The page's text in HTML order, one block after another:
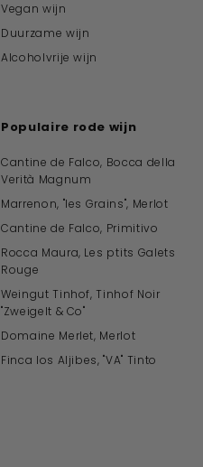
Vegan wijn
Duurzame wijn
Alcoholvrije wijn
Populaire rode wijn
Cantine de Falco, Bocca della
Verità Magnum
Marrenon, "les Grains", Merlot
Cantine de Falco, Primitivo
Rocca Maura, Les ptits Galets
Rouge
Weingut Tinhof, Tinhof Noir
"Zweigelt & Co"
Domaine Merlet, Merlot
Finca los Aljibes, "VA" Tinto